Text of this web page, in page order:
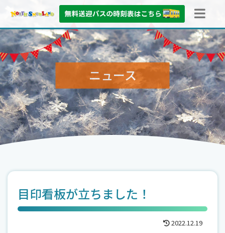
ニュース
目印看板が立ちました！
2022.12.19